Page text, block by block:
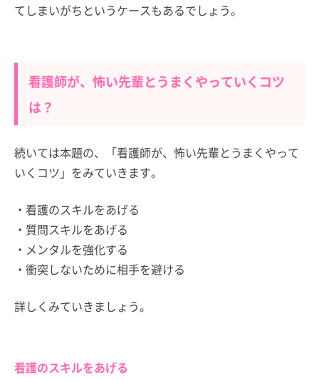
てしまいがちというケースもあるでしょう。
看護師が、怖い先輩とうまくやっていくコツ
は？
続いては本題の、「看護師が、怖い先輩とうまくやって
いくコツ」をみていきます。
・看護のスキルをあげる
・質問スキルをあげる
・メンタルを強化する
・衝突しないために相手を避ける
詳しくみていきましょう。
看護のスキルをあげる